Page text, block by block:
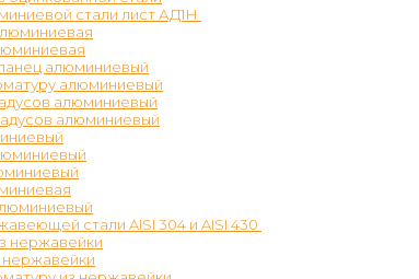
стали лист АД1Н
алюминиевый
алюминиевый
алюминиевый
алюминиевый
стали AISI 304 и AISI 430
нержавейки
нержавейки